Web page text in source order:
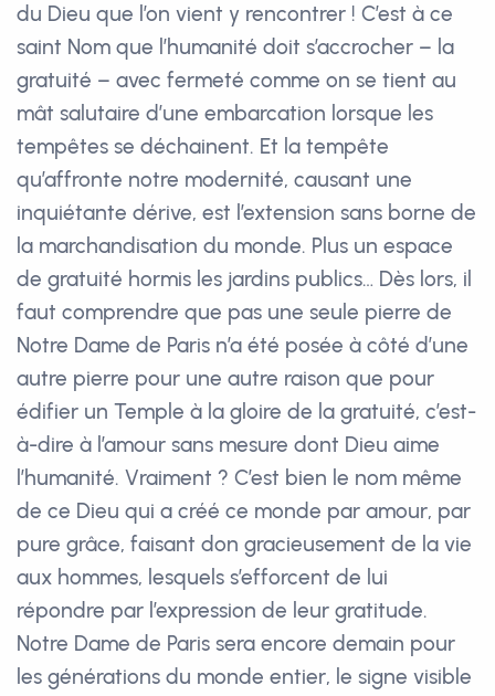
du Dieu que l’on vient y rencontrer ! C’est à ce
saint Nom que l’humanité doit s’accrocher – la
gratuité – avec fermeté comme on se tient au
mât salutaire d’une embarcation lorsque les
tempêtes se déchainent. Et la tempête
qu’affronte notre modernité, causant une
inquiétante dérive, est l’extension sans borne de
la marchandisation du monde. Plus un espace
de gratuité hormis les jardins publics… Dès lors, il
faut comprendre que pas une seule pierre de
Notre Dame de Paris n’a été posée à côté d’une
autre pierre pour une autre raison que pour
édifier un Temple à la gloire de la gratuité, c’est-
à-dire à l’amour sans mesure dont Dieu aime
l’humanité. Vraiment ? C’est bien le nom même
de ce Dieu qui a créé ce monde par amour, par
pure grâce, faisant don gracieusement de la vie
aux hommes, lesquels s’efforcent de lui
répondre par l’expression de leur gratitude.
Notre Dame de Paris sera encore demain pour
les générations du monde entier, le signe visible